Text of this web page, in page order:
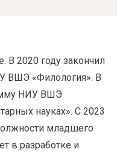
В 2020 году закончил
ВШЭ «Филология». В
НИУ ВШЭ
науках». С 2023
младшего
в разработке и